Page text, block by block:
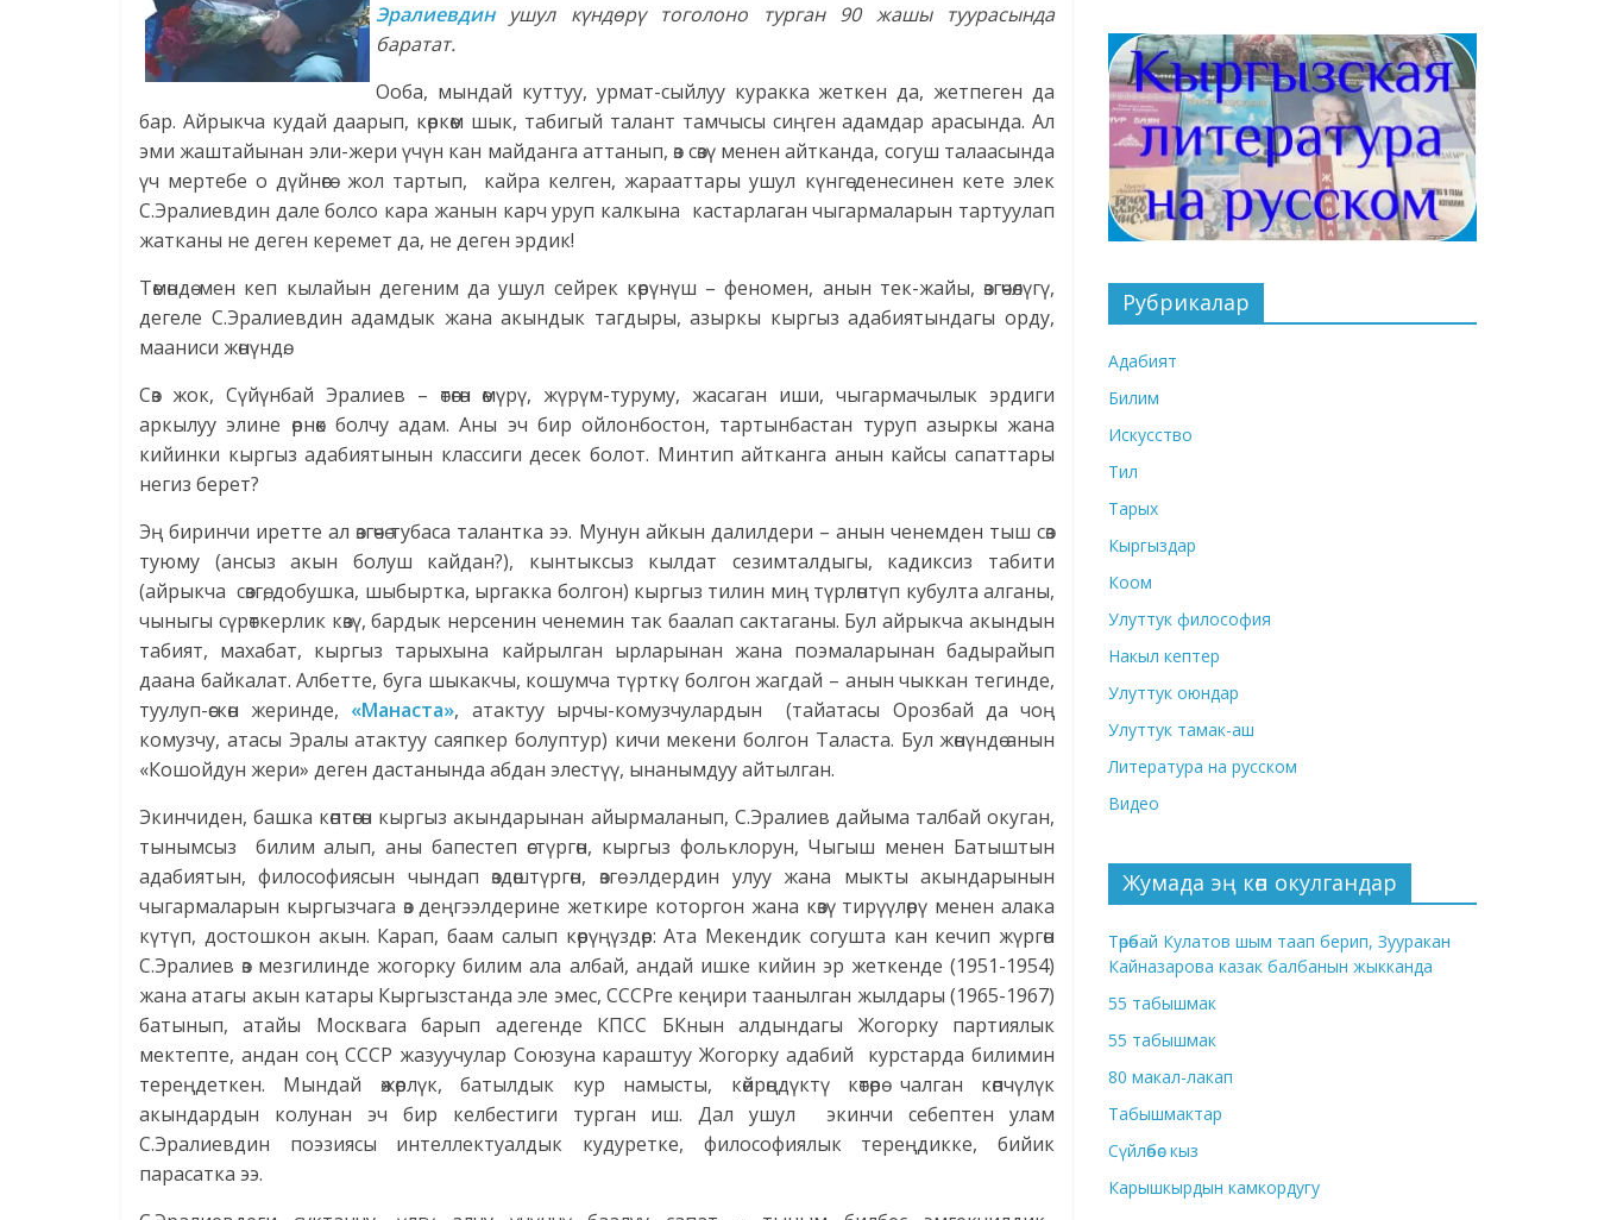
Эралиевдинушул күндөрү тоголоно турган 90 жашы туурасында
баратат.
Ооба, мындай куттуу, урмат-сыйлуу куракка жеткен да, жетпеген да
бар. Айрыкча кудай даарып, көркөм шык, табигый талант тамчысы сиңген адамдар арасында. Ал
эми жаштайынан эли-жери үчүн кан майданга аттанып, өз сөзү менен айтканда, согуш талаасында
үч мертебе о дүйнөгө жол тартып, кайра келген, жарааттары ушул күнгө денесинен кете элек
С.Эралиевдин дале болсо кара жанын карч уруп калкына кастарлаган чыгармаларын тартуулап
жатканы не деген керемет да, не деген эрдик!
Төмөндө мен кеп кылайын дегеним да ушул сейрек көрүнүш – феномен, анын тек-жайы, өзгөчөлүгү,
дегеле С.Эралиевдин адамдык жана акындык тагдыры, азыркы кыргыз адабиятындагы орду,
мааниси жөнүндө.
Сөз жок, Сүйүнбай Эралиев – өтөгөн өмүрү, жүрүм-туруму, жасаган иши, чыгармачылык эрдиги
аркылуу элине өрнөк болчу адам. Аны эч бир ойлонбостон, тартынбастан туруп азыркы жана
кийинки кыргыз адабиятынын классиги десек болот. Минтип айтканга анын кайсы сапаттары
негиз берет?
Эң биринчи иретте ал өзгөчө тубаса талантка ээ. Мунун айкын далилдери – анын ченемден тыш сөз
туюму (ансыз акын болуш кайдан?), кынтыксыз кылдат сезимталдыгы, кадиксиз табити
(айрыкча сөзгө, добушка, шыбыртка, ыргакка болгон) кыргыз тилин миң түрлөнтүп кубулта алганы,
чыныгы сүрөткерлик көзү, бардык нерсенин ченемин так баалап сактаганы. Бул айрыкча акындын
табият, махабат, кыргыз тарыхына кайрылган ырларынан жана поэмаларынан бадырайып
даана байкалат. Албетте, буга шыкакчы, кошумча түрткү болгон жагдай – анын чыккан тегинде,
туулуп-өскөн жеринде, «Манаста», атактуу ырчы-комузчулардын (тайатасы Орозбай да чоң
комузчу, атасы Эралы атактуу саяпкер болуптур) кичи мекени болгон Таласта. Бул жө­нүндө анын
«Кошойдун жери» деген дастанында абдан элестүү, ынанымдуу айтылган.
Экинчиден, башка көптөгөн кыргыз акындарынан айырмаланып, С.Эралиев дайыма талбай окуган,
тынымсыз билим алып, аны бапестеп өстүргөн, кыргыз фольклорун, Чыгыш менен Батыштын
адабиятын, философиясын чындап өздөштүр­гөн, өзгө элдердин улуу жана мыкты акындарынын
чыгармаларын кыргызчага өз деңгээлдерине жеткире которгон жана көзү тирүүлөрү менен алака
күтүп, достошкон акын. Карап, баам салып көрүңүздөр: Ата Мекендик согушта кан кечип жүргөн
С.Эралиев өз мезгилинде жогорку билим ала албай, андай ишке кийин эр жеткенде (1951-1954)
жана атагы акын катары Кыргызстанда эле эмес, СССРге кеңири таанылган жылдары (1965-1967)
батынып, атайы Москвага барып адегенде КПСС БКнын алдындагы Жогорку партиялык
мектепте, андан соң СССР жазуучулар Союзуна караштуу Жогорку адабий курстарда билимин
тереңдеткен. Мындай өжөрлүк, батылдык кур намысты, көйрөңдүктү көтөрө чалган көп­чүлүк
акындардын колунан эч бир келбестиги турган иш. Дал ушул экинчи себептен улам
С.Эралиевдин поэзиясы интеллектуалдык кудуретке, философиялык тереңдикке, бийик
парасатка ээ.
Рубрикалар
Адабият
Билим
Искусство
Тил
Тарых
Кыргыздар
Коом
Улуттук философия
Накыл кептер
Улуттук оюндар
Улуттук тамак-аш
Литература на русском
Видео
Жумада эң көп окулгандар
Төрөбай Кулатов шым таап берип, Зууракан
Кайназарова казак балбанын жыкканда
55 табышмак
55 табышмак
80 макал-лакап
Табышмактар
Сүйлөбөс кыз
Карышкырдын камкордугу